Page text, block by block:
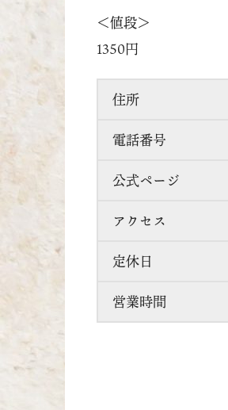
＜値段＞
1350円
住所
電話番号
公式ページ
アクセス
定休日
営業時間